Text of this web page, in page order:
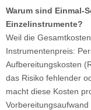
Warum sind Einmal-
Einzelinstrumente?
Weil die
Instrumentenpreis:
Aufbereitungskosten
das Risiko fehlender
macht diese Kosten